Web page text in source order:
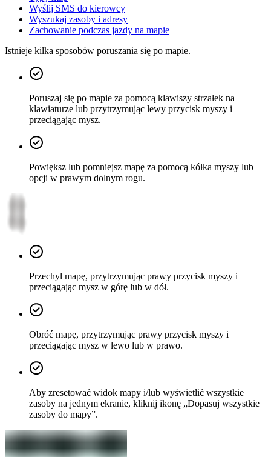
Wyślij SMS do kierowcy
Wyszukaj zasoby i adresy
Zachowanie podczas jazdy na mapie
Istnieje kilka sposobów poruszania się po mapie.
Poruszaj się po mapie za pomocą klawiszy strzałek na
klawiaturze lub przytrzymując lewy przycisk myszy i
przeciągając mysz.
Powiększ lub pomniejsz mapę za pomocą kółka myszy lub
opcji w prawym dolnym rogu.
Przechyl mapę, przytrzymując prawy przycisk myszy i
przeciągając mysz w górę lub w dół.
Obróć mapę, przytrzymując prawy przycisk myszy i
przeciągając mysz w lewo lub w prawo.
Aby zresetować widok mapy i/lub wyświetlić wszystkie
zasoby na jednym ekranie, kliknij ikonę „Dopasuj wszystkie
zasoby do mapy”.